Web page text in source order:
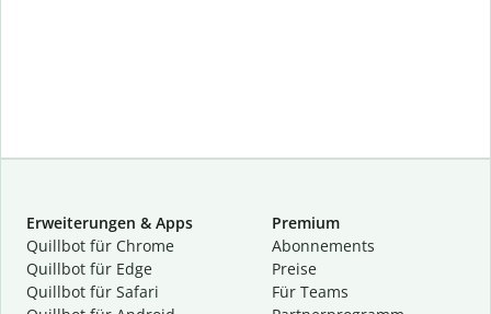
Erweiterungen & Apps
Quillbot für Chrome
Quillbot für Edge
Quillbot für Safari
Premium
Abon­ne­ments
Preise
Für Teams